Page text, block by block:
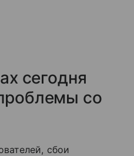
сегодня
со
сбои